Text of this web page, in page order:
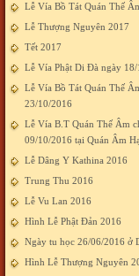
Lễ Vía Bồ Tát Quán Thế
Lễ Thượng Nguyên 2017
Tết 2017
Lễ Vía Phật Di Đà ngày
Lễ Vía Bồ Tát Quán Thế
23/10/2016
Lễ Vía B.T Quán Thế Âm
09/10/2016 tại Quán Âm
Lễ Dâng Y Kathina 2016
Trung Thu 2016
Lễ Vu Lan 2016
Hình Lễ Phật Đản 2016
Ngày tu học 26/06/2016 ở
Hình Lễ Thượng Nguyên